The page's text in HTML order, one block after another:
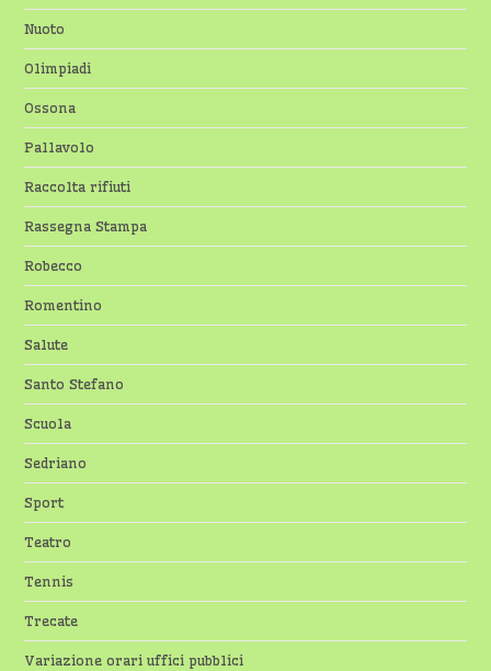
Nuoto
Olimpiadi
Ossona
Pallavolo
Raccolta rifiuti
Rassegna Stampa
Robecco
Romentino
Salute
Santo Stefano
Scuola
Sedriano
Sport
Teatro
Tennis
Trecate
Variazione orari uffici pubblici